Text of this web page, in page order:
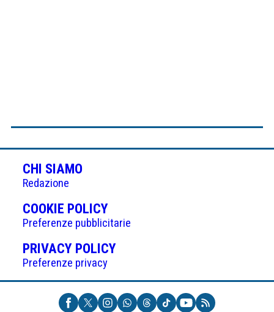
CHI SIAMO
Redazione
COOKIE POLICY(APRE
IN
UNA
NUOVA
Preferenze pubblicitarie
PRIVACY POLICY(APRE
UNA
NUOVA
Preferenze privacy